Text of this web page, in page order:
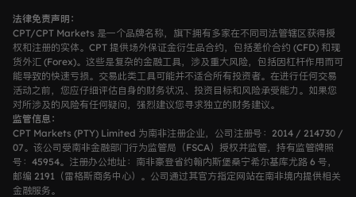
跟单交易账户
MetaTrader 5
MetaTrader 4
联系我们
公司事件
监管许可
法律免责声明：
CPT/CPT Markets 是一个品牌名称，旗下拥有多家在不同司法管辖区获得授
权和注册的实体。CPT 提供场外保证金衍生品合约，包括差价合约 (CFD) 和现
货外汇 (Forex)。这些是复杂的金融工具，涉及重大风险，包括因杠杆作用而可
能导致的快速亏损。交易此类工具可能并不适合所有投资者。在进行任何交易
活动之前，您应仔细评估自身的财务状况、投资目标和风险承受能力。如果您
对所涉及的风险有任何疑问，强烈建议您寻求独立的财务建议。
监管信息：
CPT Markets (PTY) Limited 为南非注册企业，公司注册号：2014 / 214730 /
07。该公司受南非金融部门行为监管局（FSCA）授权并监管，持有监管牌照
号：45954。注册办公地址：南非豪登省约翰内斯堡桑宁希尔基库尤路 6 号，
邮编 2191（雷格斯商务中心）。公司通过其官方指定网站在南非境内提供相关
金融服务。